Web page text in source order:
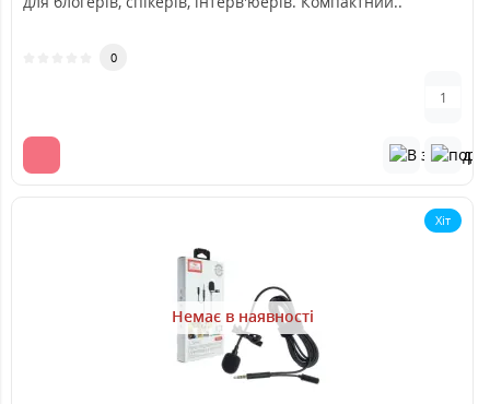
0
Хіт
Немає в наявності